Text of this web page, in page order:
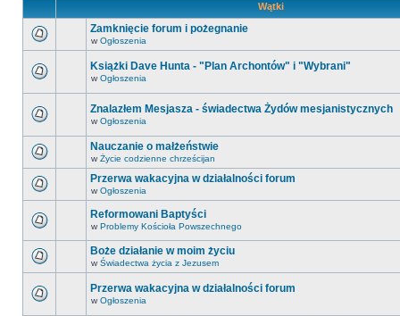
Wątki
Zamknięcie forum i pożegnanie
w Ogłoszenia
Książki Dave Hunta - "Plan Archontów" i "Wybrani"
w Ogłoszenia
Znalazłem Mesjasza - świadectwa Żydów mesjanistycznych
w Ogłoszenia
Nauczanie o małżeństwie
w Życie codzienne chrześcijan
Przerwa wakacyjna w działalności forum
w Ogłoszenia
Reformowani Baptyści
w Problemy Kościoła Powszechnego
Boże działanie w moim życiu
w Świadectwa życia z Jezusem
Przerwa wakacyjna w działalności forum
w Ogłoszenia